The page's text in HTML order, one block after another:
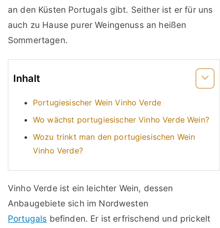
an den Küsten Portugals gibt. Seither ist er für uns
auch zu Hause purer Weingenuss an heißen
Sommertagen.
Inhalt
Portugiesischer Wein Vinho Verde
Wo wächst portugiesischer Vinho Verde Wein?
Wozu trinkt man den portugiesischen Wein
Vinho Verde?
Vinho Verde ist ein leichter Wein, dessen
Anbaugebiete sich im Nordwesten
Portugals befinden. Er ist erfrischend und prickelt